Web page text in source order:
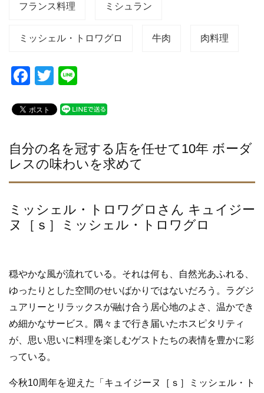
フランス料理 ミシュラン
ミッシェル・トロワグロ 牛肉 肉料理
F
c
b
o
o
k
T
tt
e
自分の名を冠する店を任せて10年 ボーダ
レスの味わいを求めて
ミッシェル・トロワグロさん キュイジー
ヌ［ｓ］ミッシェル・トロワグロ
穏やかな風が流れている。それは何も、自然光あふれる、
ゆったりとした空間のせいばかりではないだろう。ラグジ
ュアリーとリラックスが融け合う居心地のよさ、温かでき
め細かなサービス。隅々まで行き届いたホスピタリティ
が、思い思いに料理を楽しむゲストたちの表情を豊かに彩
っている。
今秋10周年を迎えた「キュイジーヌ［ｓ］ミッシェル・ト